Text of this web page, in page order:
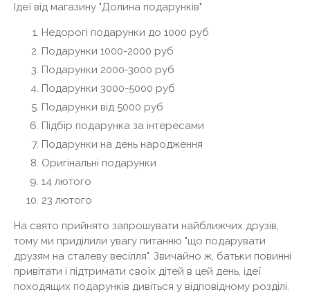
Ідеї ​​від магазину "Долина подарунків"
Недорогі подарунки до 1000 руб
Подарунки 1000-2000 руб
Подарунки 2000-3000 руб
Подарунки 3000-5000 руб
Подарунки від 5000 руб
Підбір подарунка за інтересами
Подарунки на день народження
Оригінальні подарунки
14 лютого
23 лютого
На свято прийнято запрошувати найближчих друзів,
тому ми приділили увагу питанню "що подарувати
друзям на сталеву весілля". Звичайно ж, батьки повинні
привітати і підтримати своїх дітей в цей день, ідеї
походящих подарунків дивіться у відповідному розділі.